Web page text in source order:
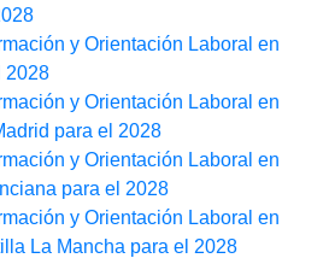
y Orientación Laboral en
2028
y Orientación Laboral en
para el 2028
y Orientación Laboral en
para el 2028
y Orientación Laboral en
La Mancha para el 2028